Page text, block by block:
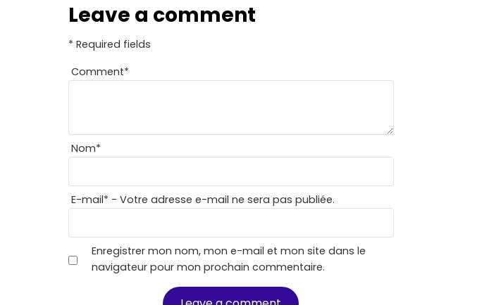
Leave a comment
* Required fields
Comment*
Nom*
E-mail* - Votre adresse e-mail ne sera pas publiée.
Enregistrer mon nom, mon e-mail et mon site dans le
navigateur pour mon prochain commentaire.